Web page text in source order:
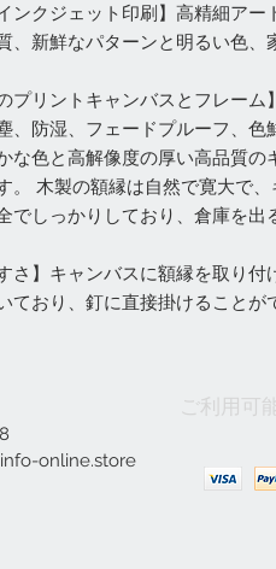
ンクジェット印刷】高精細ア
、新鮮なパターンと明るい色、
プリントキャンバスとフレーム
、防湿、フェードプルーフ、色
な色と高解像度の厚い高品質の
。 木製の額縁は自然で寛大で
でしっかりしており、倉庫を出
さ】キャンバスに額縁を取り
ており、釘に直接掛けることが
online.store
ご利用可